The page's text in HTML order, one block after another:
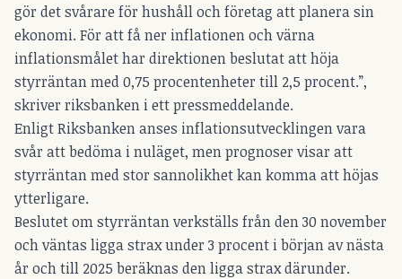
gör det svårare för hushåll och företag att planera sin
ekonomi. För att få ner inflationen och värna
inflationsmålet har direktionen beslutat att höja
styrräntan med 0,75 procentenheter till 2,5 procent.”,
skriver riksbanken i ett pressmeddelande.
Enligt Riksbanken anses inflationsutvecklingen vara
svår att bedöma i nuläget, men prognoser visar att
styrräntan med stor sannolikhet kan komma att höjas
ytterligare.
Beslutet om styrräntan verkställs från den 30 november
och väntas ligga strax under 3 procent i början av nästa
år och till 2025 beräknas den ligga strax därunder.